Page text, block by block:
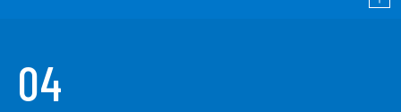
04